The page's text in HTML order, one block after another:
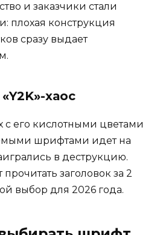
и заказчики стали
плохая конструкция
сразу выдает
хаос
с его кислотными цветами
шрифтами идет на
в деструкцию.
заголовок за 2
выбор для 2026 года.